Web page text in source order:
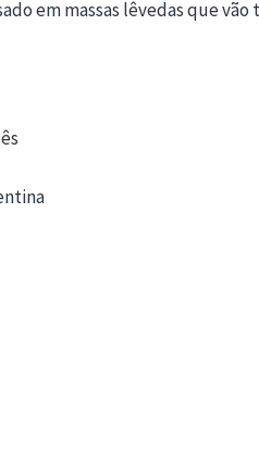
em massas lêvedas que vão